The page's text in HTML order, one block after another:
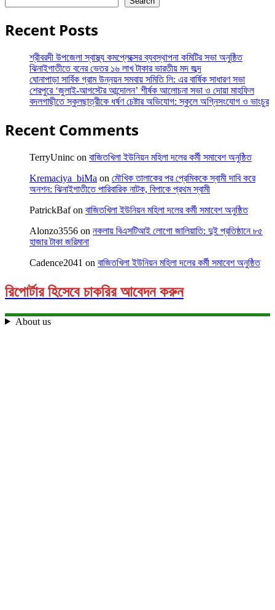
Recent Posts
শ্রীবরদী উপজেলা স্বাস্থ্য কমপ্লেক্সের ব্যবস্থাপনা কমিটির সভা অনুষ্ঠিত
ঝিনাইগাতীতে বনের ভেতর ১৬ লাখ টাকার ভারতীয় মদ জব্দ
ঘোনাপাড়া সার্বিক গ্রাম উন্নয়ন সমবায় সমিতি লি: এর বার্ষিক সাধারণ সভা
শেরপুরে ‘জুলাই-আগস্টের আন্দোলন’ শীর্ষক আলোচনা সভা ও দোয়া মাহফিল
বদলগাছীতে স্কুলছাত্রীকে ধর্ষণ চেষ্টার অভিযোগ: স্কুলে অগ্নিসংযোগ ও ভাংচুর
Recent Comments
TerryUninc on বাজিতখিলা ইউনিয়ন মহিলা দলের কর্মী সমাবেশ অনুষ্ঠিত
Kremaciya_biMa on মৌখিক তালাকের পর প্রেমিককে স্বামী দাবি করে
অনশন: ঝিনাইগাতীতে পারিবারিক নাটক, বিপাকে প্রথম স্বামী
PatrickBafon বাজিতখিলা ইউনিয়ন মহিলা দলের কর্মী সমাবেশ অনুষ্ঠিত
Alonzo3556 on নকলায় বিএসটিআই লোগো জালিয়াতি: দুই প্রতিষ্ঠানে ৮৫
হাজার টাকা জরিমানা
Cadence2041 on বাজিতখিলা ইউনিয়ন মহিলা দলের কর্মী সমাবেশ অনুষ্ঠিত
রিপোর্টার হিসেবে চাকরির আবেদন করুন
About us